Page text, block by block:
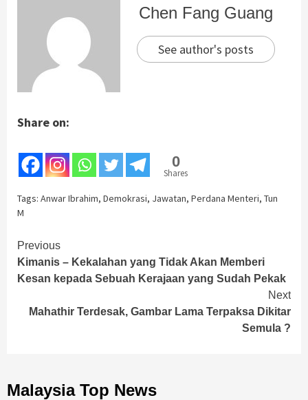
Chen Fang Guang
See author's posts
Share on:
0
Shares
Tags: Anwar Ibrahim, Demokrasi, Jawatan, Perdana Menteri, Tun
M
Continue
Reading
Previous
Kimanis – Kekalahan yang Tidak Akan Memberi
Kesan kepada Sebuah Kerajaan yang Sudah Pekak
Next
Mahathir Terdesak, Gambar Lama Terpaksa Dikitar
Semula ?
Malaysia Top News